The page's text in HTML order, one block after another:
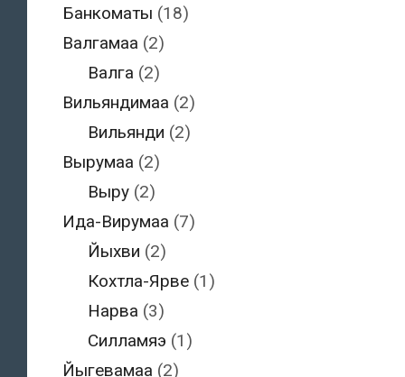
Банкоматы (18)
Валгамаа (2)
Валга (2)
Вильяндимаа (2)
Вильянди (2)
Вырумаа (2)
Выру (2)
Ида-Вирумаа (7)
Йыхви (2)
Кохтла-Ярве (1)
Нарва (3)
Силламяэ (1)
Йыгевамаа (2)